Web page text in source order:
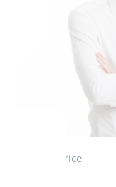
PENEAU Brice